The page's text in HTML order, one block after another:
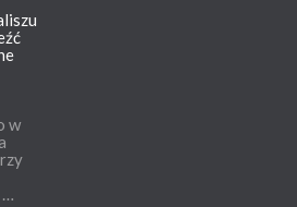
w